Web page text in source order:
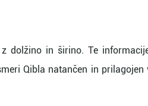
dolžino in širino. Te
Qibla natančen in prilagojen